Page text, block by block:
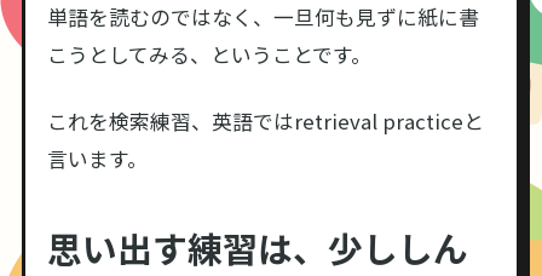
単語を読むのではなく、一旦何も見ずに紙に書
こうとしてみる、ということです。
これを検索練習、英語ではretrieval practiceと
言います。
思い出す練習は、少ししん